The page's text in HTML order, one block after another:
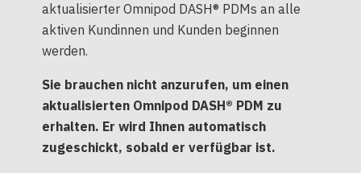
aktualisierter Omnipod DASH® PDMs an alle
aktiven Kundinnen und Kunden beginnen
werden.
Sie brauchen nicht anzurufen, um einen
aktualisierten Omnipod DASH® PDM zu
erhalten. Er wird Ihnen automatisch
zugeschickt, sobald er verfügbar ist.